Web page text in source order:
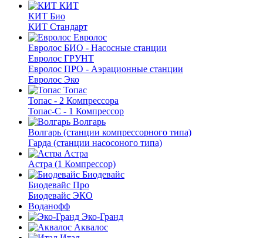
КИТ
КИТ Био
КИТ Стандарт
Евролос
Евролос БИО - Насосные станции
Евролос ГРУНТ
Евролос ПРО - Аэрационные станции
Евролос Эко
Топас
Топас - 2 Компрессора
Топас-С - 1 Компрессор
Волгарь
Волгарь (станции компрессорного типа)
Гарда (станции насосоного типа)
Астра
Астра (1 Компрессор)
Биодевайс
Биодевайс Про
Биодевайс ЭКО
Воданофф
Эко-Гранд
Аквалос